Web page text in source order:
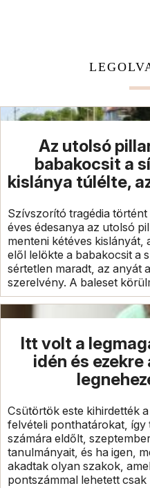
Az utolsó
babakocsit a
kislánya túlélte,
Szívszorító tragédia
éves édesanya az utolsó
menteni kétéves
elől lelökte a babakocsit a
sértetlen maradt, az anyát
szerelvény. A baleset
Itt volt a
idén és
Csütörtök este kihirdették
felvételi ponthatárokat, így
számára eldőlt,
tanulmányait, és ha igen,
akadtak olyan szakok,
pontszámmal lehetett csak